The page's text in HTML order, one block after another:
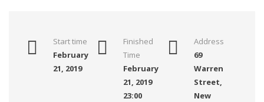
Start time
February
21, 2019
Finished
Time
February
21, 2019
23:00
Address
69
Warren
Street,
New